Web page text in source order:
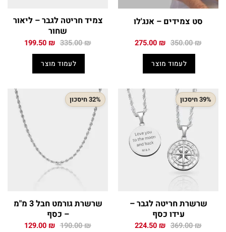
סט צמידים – אנג'לו
350.00₪ המחיר
350.00 ₪.
275.00 ₪ המחיר
לעמוד מוצר
צמיד חריטה לגבר – ליאור
שחור
335.00₪ המחיר
335.00 ₪.
199.50 ₪ המחיר
לעמוד מוצר
39% חיסכון
שרשרת חריטה לגבר –
עידו כסף
369.00₪ המחיר
224.50 ₪ המחיר
32% חיסכון
שרשרת גורמט חבל 3 מ"מ
– כסף
190.00₪ המחיר
129.00 ₪ המחיר